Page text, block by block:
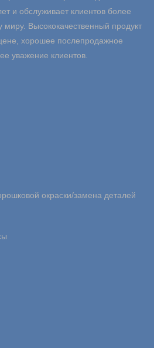
и обслуживает клиентов более
миру. Высококачественный продукт
хорошее послепродажное
уважение клиентов.
окраски/замена деталей